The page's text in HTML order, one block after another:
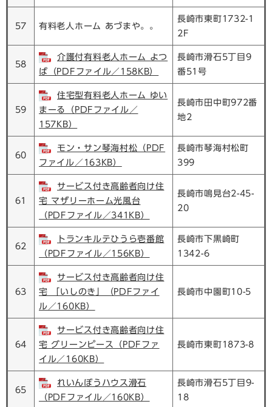
57 有料老人ホーム あづまや。。
長崎市東町1732-1
2F
58
介護付有料老人ホーム よつ
ば（PDFファイル／158KB）
長崎市滑石5丁目9
番51号
59
住宅型有料老人ホーム ゆい
まーる（PDFファイル／
157KB）
長崎市田中町972番
地2
60
モン・サン琴海村松（PDF
ファイル／163KB）
長崎市琴海村松町
399
61
サービス付き高齢者向け住
宅 マザリーホーム光風台
（PDFファイル／341KB）
長崎市鳴見台2-45-
20
62
トランキルテひうら壱番館
（PDFファイル／156KB）
長崎市下黒崎町
1342-6
63
サービス付き高齢者向け住
宅 「いしのき」（PDFファイ
ル／160KB）
長崎市中園町10-5
64
サービス付き高齢者向け住
宅 グリーンピース（PDFファ
イル／160KB）
長崎市東町1873-8
65
れいんぼうハウス滑石
（PDFファイル／160KB）
長崎市滑石5丁目9-
18